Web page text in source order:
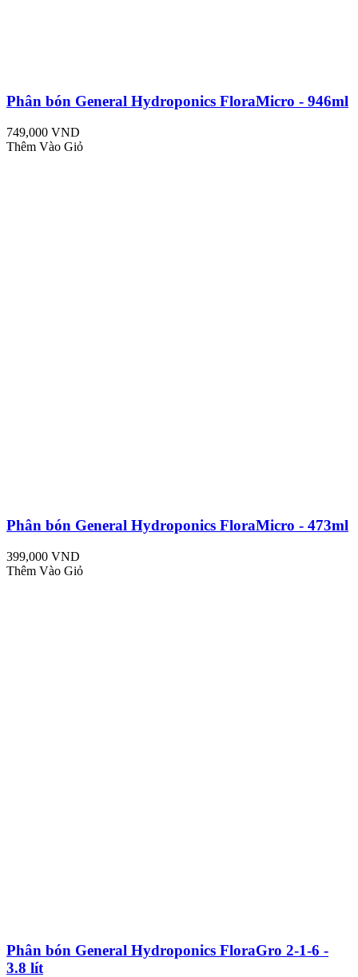
Phân bón General Hydroponics FloraMicro - 946ml
749,000 VND
Thêm Vào Giỏ
Phân bón General Hydroponics FloraMicro - 473ml
399,000 VND
Thêm Vào Giỏ
Phân bón General Hydroponics FloraGro 2-1-6 -
3.8 lít